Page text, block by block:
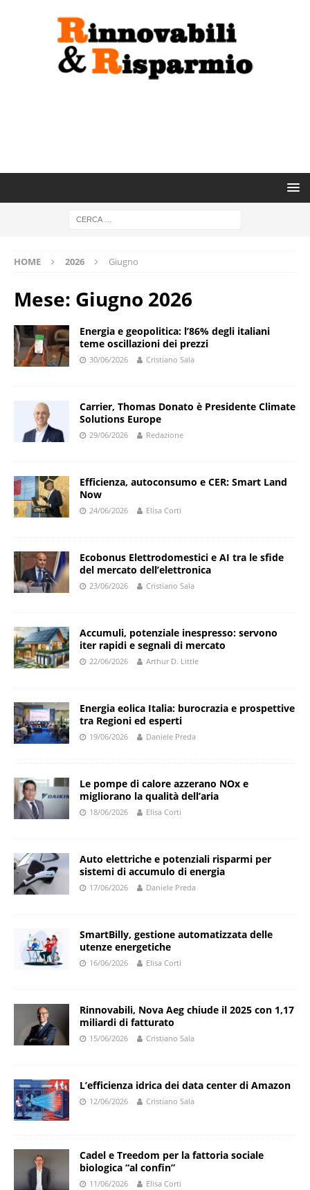
HOME 2026 Giugno
Mese: Giugno 2026
Energia e geopolitica: l’86% degli italiani
teme oscillazioni dei prezzi
30/06/2026 Cristiano Sala
Carrier, Thomas Donato è Presidente Climate
Solutions Europe
29/06/2026 Redazione
Efficienza, autoconsumo e CER: Smart Land
Now
24/06/2026 Elisa Corti
Ecobonus Elettrodomestici e AI tra le sfide
del mercato dell’elettronica
23/06/2026 Cristiano Sala
Accumuli, potenziale inespresso: servono
iter rapidi e segnali di mercato
22/06/2026 Arthur D. Little
Energia eolica Italia: burocrazia e prospettive
tra Regioni ed esperti
19/06/2026 Daniele Preda
Le pompe di calore azzerano NOx e
migliorano la qualità dell’aria
18/06/2026 Elisa Corti
Auto elettriche e potenziali risparmi per
sistemi di accumulo di energia
17/06/2026 Daniele Preda
SmartBilly, gestione automatizzata delle
utenze energetiche
16/06/2026 Elisa Corti
Rinnovabili, Nova Aeg chiude il 2025 con 1,17
miliardi di fatturato
15/06/2026 Cristiano Sala
L’efficienza idrica dei data center di Amazon
12/06/2026 Cristiano Sala
Cadel e Treedom per la fattoria sociale
biologica “al confin”
11/06/2026 Elisa Corti